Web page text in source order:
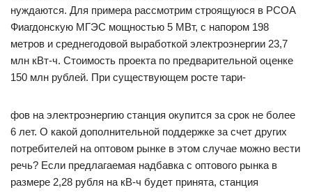
нуждаются. Для примера рассмотрим строящуюся в РСОА
Фиагдонскую МГЭС мощностью 5 МВт, с напором 198
метров и среднегодовой выработкой электроэнергии 23,7
млн кВт-ч. Стоимость проекта по предварительной оценке
150 млн рублей. При существующем росте тари-
фов на электроэнергию станция окупится за срок не более
6 лет. О какой дополнительной поддержке за счет других
потребителей на оптовом рынке в этом случае можно вести
речь? Если предлагаемая надбавка с оптового рынка в
размере 2,28 рубля на кВ-ч будет принята, станция